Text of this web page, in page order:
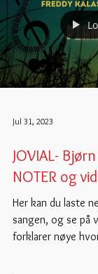
Jul 31, 2023
JOVIAL- Bjørn
NOTER og
Her kan du laste
sangen, og se på
forklarer nøye